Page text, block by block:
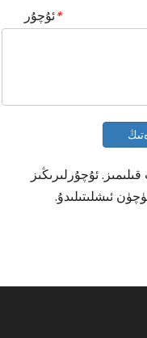
*ئۇچۇر
ئۇچۇرلىرىڭىز
ئىشلىتىلىدۇ.